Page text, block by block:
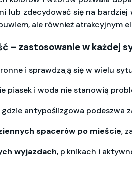
lub zdecydować się na
ale również atrakcyjnym
– zastosowanie w każdej
i sprawdzają się w wielu
piasek i woda nie stanowią
gdzie antypoślizgowa podeszwa
spacerów po mieście,
wyjazdach, piknikach i